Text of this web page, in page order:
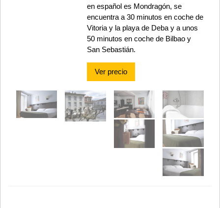
en español es Mondragón, se
encuentra a 30 minutos en coche de
Vitoria y la playa de Deba y a unos
50 minutos en coche de Bilbao y
San Sebastián.
Ver precio